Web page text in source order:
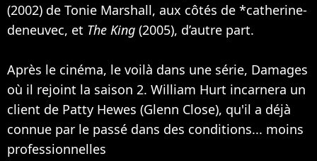
(2002) de Tonie Marshall, aux côtés de *catherine-
deneuvec, et The King (2005), d’autre part.
Après le cinéma, le voilà dans une série, Damages
où il rejoint la saison 2. William Hurt incarnera un
client de Patty Hewes (Glenn Close), qu'il a déjà
connue par le passé dans des conditions... moins
professionnelles